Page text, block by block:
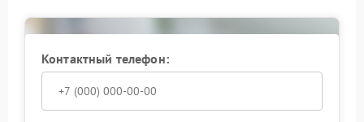
Контактный телефон: